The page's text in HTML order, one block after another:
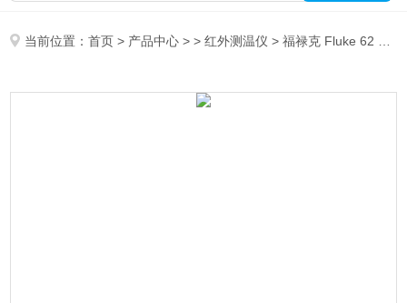
当前位置：首页 > 产品中心 > >红外测温仪 > 福禄克 Fluke 62 MAX+ 红外测温仪